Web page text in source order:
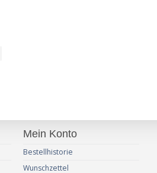
Mein Konto
Bestellhistorie
Wunschzettel